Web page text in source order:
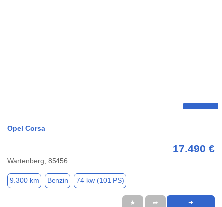
Opel Corsa
17.490 €
Wartenberg, 85456
9.300 km Benzin 74 kw (101 PS)
★ ➦ ➜